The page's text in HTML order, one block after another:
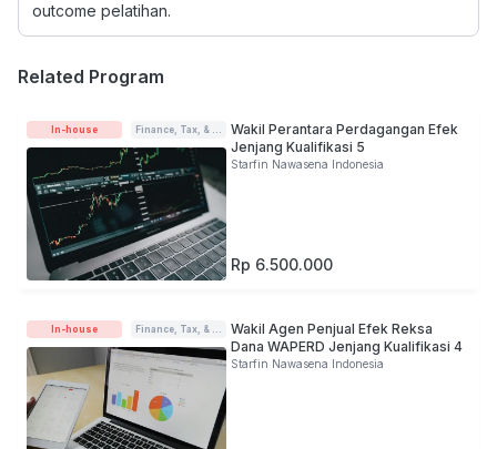
outcome pelatihan.
Related Program
In-house Finance, Tax, & Accounting
Wakil Perantara Perdagangan Efek
Jenjang Kualifikasi 5
Starfin Nawasena Indonesia
Rp 6.500.000
In-house Finance, Tax, & Accounting
Wakil Agen Penjual Efek Reksa
Dana WAPERD Jenjang Kualifikasi 4
Starfin Nawasena Indonesia